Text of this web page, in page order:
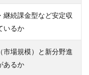
継続課金型など安定収
いるか
市場規模）と新分野進
あるか